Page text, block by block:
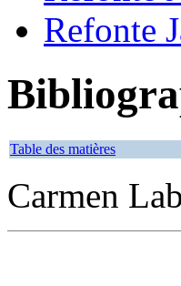
Refonte
Table des matières
Carmen